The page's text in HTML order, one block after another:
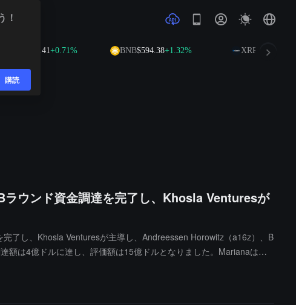
+0.71% BNB$594.38+1.32% XRP$1.03 +0.87%
ウンド資金調達を完了し、Khosla Venturesが
了し、Khosla Venturesが主導し、Andreessen Horowitz（a16z）、B
額は4億ドルに達し、評価額は15億ドルとなりました。Marianaは、
にあるLithium One（リチウム鉱、2027年に商業生産を開始する予
！
購読